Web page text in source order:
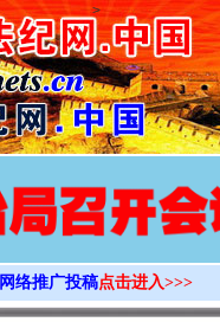
>
网络推广投稿点击进入>>>